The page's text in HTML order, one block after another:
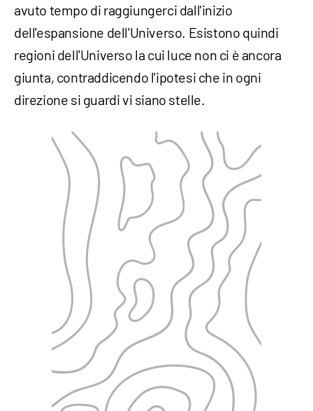
avuto tempo di raggiungerci dall'inizio
dell'espansione dell'Universo. Esistono quindi
regioni dell'Universo la cui luce non ci è ancora
giunta, contraddicendo l'ipotesi che in ogni
direzione si guardi vi siano stelle.